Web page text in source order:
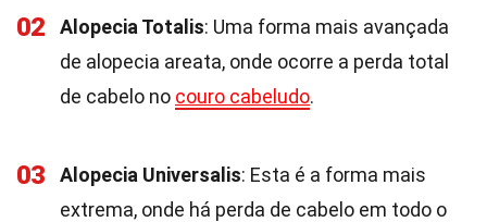
02 Alopecia Totalis: Uma forma mais avançada
de alopecia areata, onde ocorre a perda total
de cabelo no couro cabeludo.
03 Alopecia Universalis: Esta é a forma mais
extrema, onde há perda de cabelo em todo o